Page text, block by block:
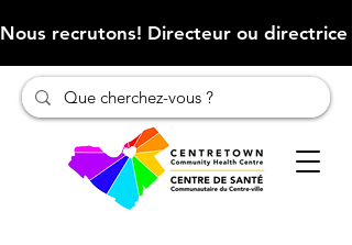
Nous recrutons! Directeur ou